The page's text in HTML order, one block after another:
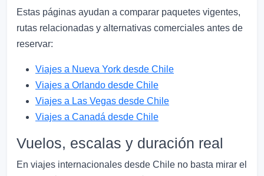
Estas páginas ayudan a comparar paquetes vigentes,
rutas relacionadas y alternativas comerciales antes de
reservar:
Viajes a Nueva York desde Chile
Viajes a Orlando desde Chile
Viajes a Las Vegas desde Chile
Viajes a Canadá desde Chile
Vuelos, escalas y duración real
En viajes internacionales desde Chile no basta mirar el